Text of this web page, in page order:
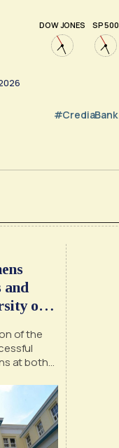
DOW JONES SP 500
#CrediaBank
and
of
of the
at both